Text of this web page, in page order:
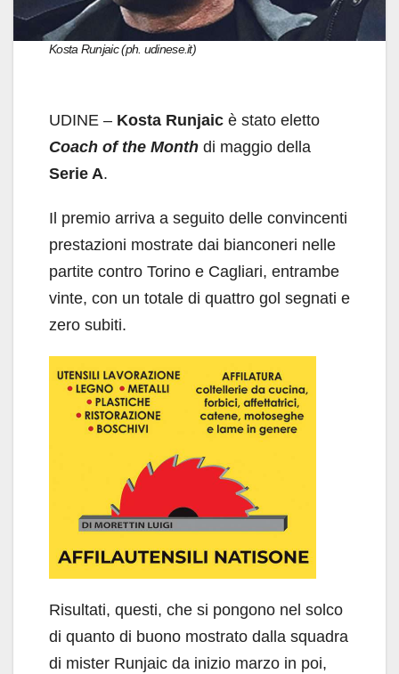
Kosta Runjaic (ph. udinese.it)
UDINE – Kosta Runjaic è stato eletto
Coach of the Month di maggio della
Serie A.
Il premio arriva a seguito delle convincenti
prestazioni mostrate dai bianconeri nelle
partite contro Torino e Cagliari, entrambe
vinte, con un totale di quattro gol segnati e
zero subiti.
Risultati, questi, che si pongono nel solco
di quanto di buono mostrato dalla squadra
di mister Runjaic da inizio marzo in poi,